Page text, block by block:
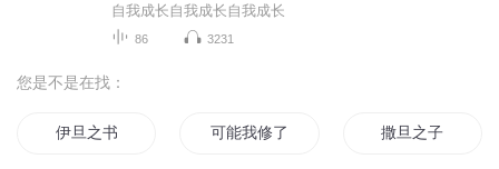
自我成长自我成长自我成长
86 3231
您是不是在找：
伊旦之书 可能我修了个假真 撒旦之子